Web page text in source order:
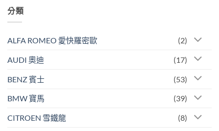
分類
ALFA ROMEO 愛快羅密歐 (2)
AUDI 奧迪 (17)
BENZ 賓士 (53)
BMW 寶馬 (39)
CITROEN 雪鐵龍 (8)